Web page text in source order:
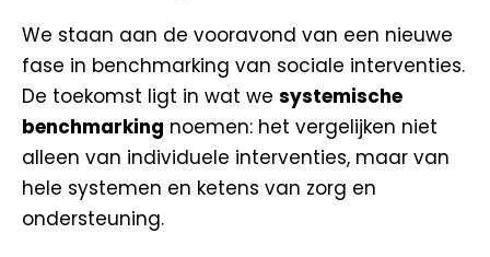
We staan aan de vooravond van een nieuwe
fase in benchmarking van sociale interventies.
De toekomst ligt in wat we systemische
benchmarking noemen: het vergelijken niet
alleen van individuele interventies, maar van
hele systemen en ketens van zorg en
ondersteuning.